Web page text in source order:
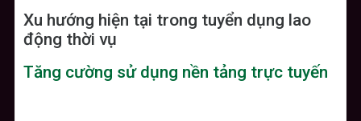
Xu hướng hiện tại trong tuyển dụng lao
động thời vụ
Tăng cường sử dụng nền tảng trực tuyến